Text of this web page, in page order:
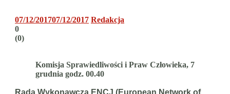
07/12/201707/12/2017 Redakcja
0
(0)
Komisja Sprawiedliwości i Praw Człowieka, 7
grudnia godz. 00.40